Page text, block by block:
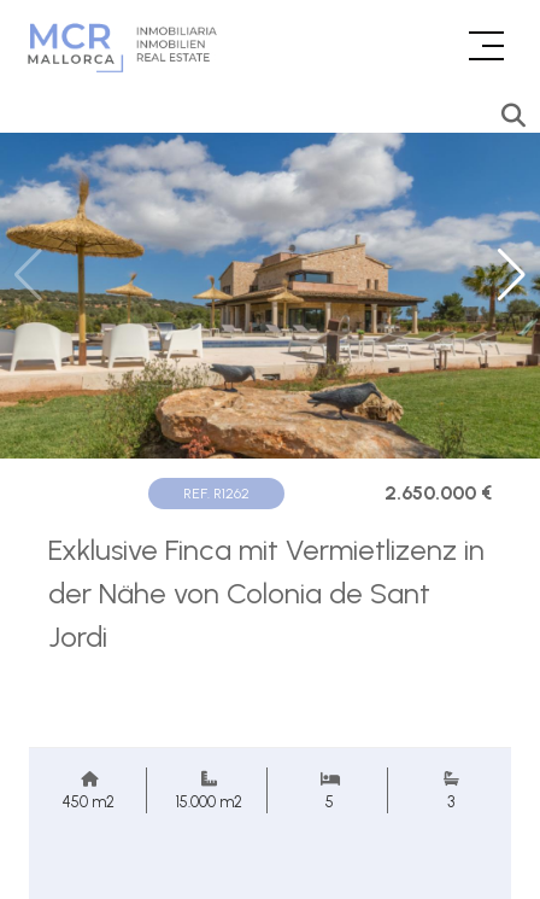
REF. R1262 2.650.000 €
Exklusive Finca mit Vermietlizenz in
der Nähe von Colonia de Sant
Jordi
450 m2 15.000 m2 5 3